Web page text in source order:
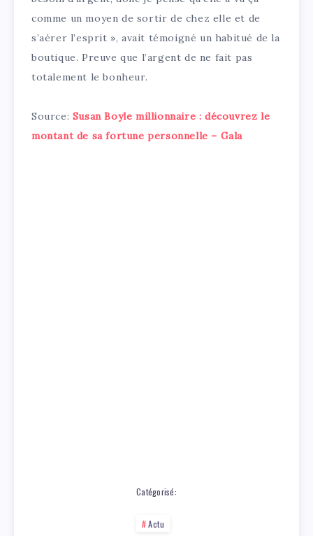
comme un moyen de sortir de chez elle et de
s’aérer l’esprit », avait témoigné un habitué de la
boutique. Preuve que l’argent de ne fait pas
totalement le bonheur.
Source: Susan Boyle millionnaire : découvrez le
montant de sa fortune personnelle – Gala
Catégorisé:
Actu